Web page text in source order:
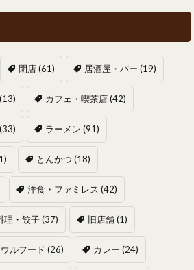
閉店(61) 居酒屋・バー (19)
(13) カフェ・喫茶店(42)
(33) ラーメン (91)
とんかつ (18)
洋食・ファミレス (42)
理・餃子(37) 旧店舗(1)
ルフード (26) カレー (24)